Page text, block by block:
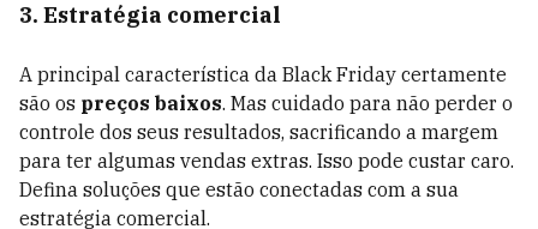
3. Estratégia comercial
A principal característica da Black Friday certamente
são os preços baixos. Mas cuidado para não perder o
controle dos seus resultados, sacrificando a margem
para ter algumas vendas extras. Isso pode custar caro.
Defina soluções que estão conectadas com a sua
estratégia comercial.